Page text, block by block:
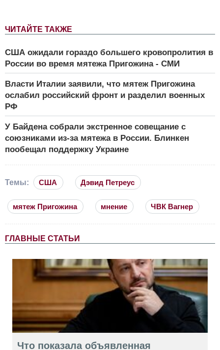
ЧИТАЙТЕ ТАКЖЕ
США ожидали гораздо большего кровопролития в
России во время мятежа Пригожина - СМИ
Власти Италии заявили, что мятеж Пригожина
ослабил российский фронт и разделил военных
РФ
У Байдена собрали экстренное совещание с
союзниками из-за мятежа в России. Блинкен
пообещал поддержку Украине
Темы: США Дэвид Петреус
мятеж Пригожина мнение ЧВК Вагнер
ГЛАВНЫЕ СТАТЬИ
Что показала объявленная